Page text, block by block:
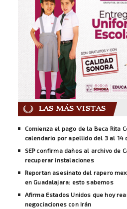
LAS MÁS VISTAS
Comienza el pago de la Beca Rita
calendario por apellido del 3 al 14
SEP confirma daños al archivo de
recuperar instalaciones
Reportan asesinato del rapero
en Guadalajara: esto sabemos
Afirma Estados Unidos que hoy
negociaciones con Irán